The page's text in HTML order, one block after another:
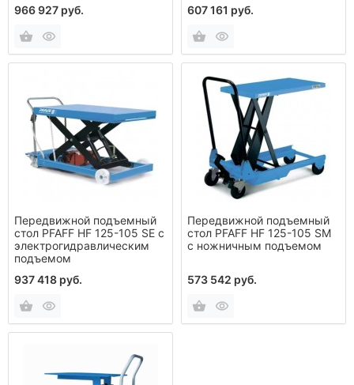
966 927 руб.
607 161 руб.
Передвижной подъемный
стол PFAFF HF 125-105 SE с
электрогидравлическим
подъемом
937 418 руб.
Передвижной подъемный
стол PFAFF HF 125-105 SM
с ножничным подъемом
573 542 руб.